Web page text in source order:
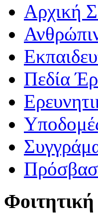
Αρχική
Πεδία